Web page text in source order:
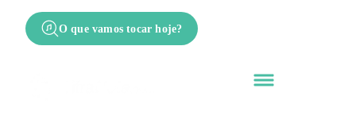
O que vamos tocar hoje?